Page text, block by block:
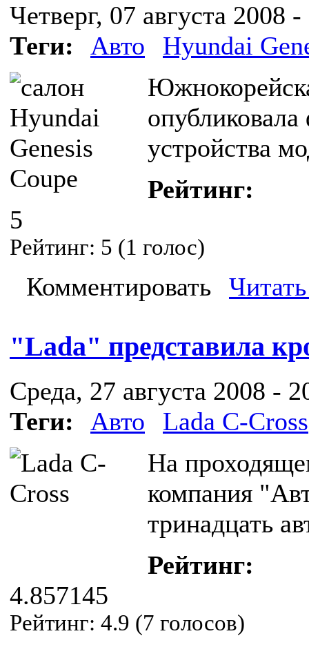
Четверг, 07 августа 2008
Теги:
Авто
Hyundai
устройства
Рейтинг:
5
Рейтинг: 5 (1 голос)
Комментировать
"Lada" представила
Среда, 27 августа 2008 -
Теги:
Авто
Lada C-Сross
На
компания
тринадцать
Рейтинг:
4.857145
Рейтинг: 4.9 (7 голосов)